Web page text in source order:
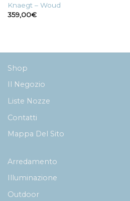
Knaegt – Woud
359,00€
Shop
Il Negozio
Liste Nozze
Contatti
Mappa Del Sito
Arredamento
Illuminazione
Outdoor